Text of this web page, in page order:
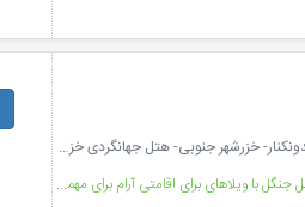
مازندران- بابلسر- کیلومتر6جاده بابلسر به فریدونکنار- خزرشهر جنوبی- هتل جهانگردی خزرشهر
هتل جهانگردی خزر شهر با فضایی دلنشین داخل جنگل با ویلاهای برای اقامتی آرام برای مهمانان میباشد